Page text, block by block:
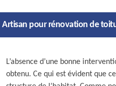
Artisan pour rénovation de
L’absence d’une bonne
obtenu. Ce qui est évident que